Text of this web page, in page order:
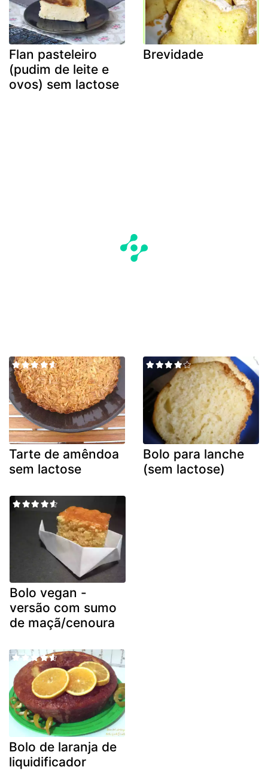
Flan pasteleiro
(pudim de leite e
ovos) sem lactose
Brevidade
Tarte de amêndoa
sem lactose
Bolo para lanche
(sem lactose)
Bolo vegan -
versão com sumo
de maçã/cenoura
Bolo de laranja de
liquidificador